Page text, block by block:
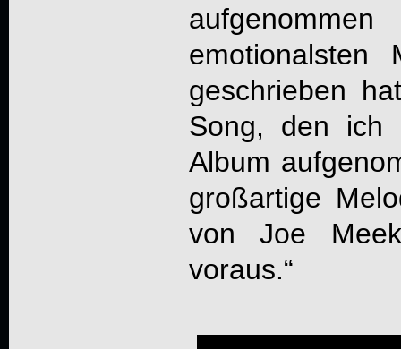
geschrieben
Song, den ich
Album
großartige
von Joe
voraus.“